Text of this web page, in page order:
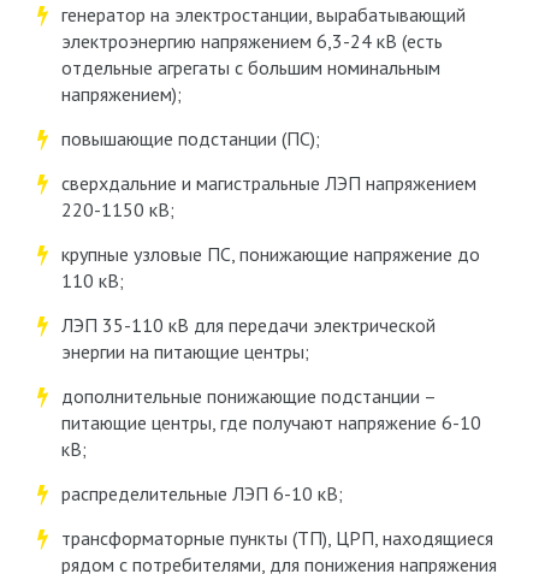
генератор на электростанции, вырабатывающий
электроэнергию напряжением 6,3-24 кВ (есть
отдельные агрегаты с большим номинальным
напряжением);
повышающие подстанции (ПС);
сверхдальние и магистральные ЛЭП напряжением
220-1150 кВ;
крупные узловые ПС, понижающие напряжение до
110 кВ;
ЛЭП 35-110 кВ для передачи электрической
энергии на питающие центры;
дополнительные понижающие подстанции –
питающие центры, где получают напряжение 6-10
кВ;
распределительные ЛЭП 6-10 кВ;
трансформаторные пункты (ТП), ЦРП, находящиеся
рядом с потребителями, для понижения напряжения